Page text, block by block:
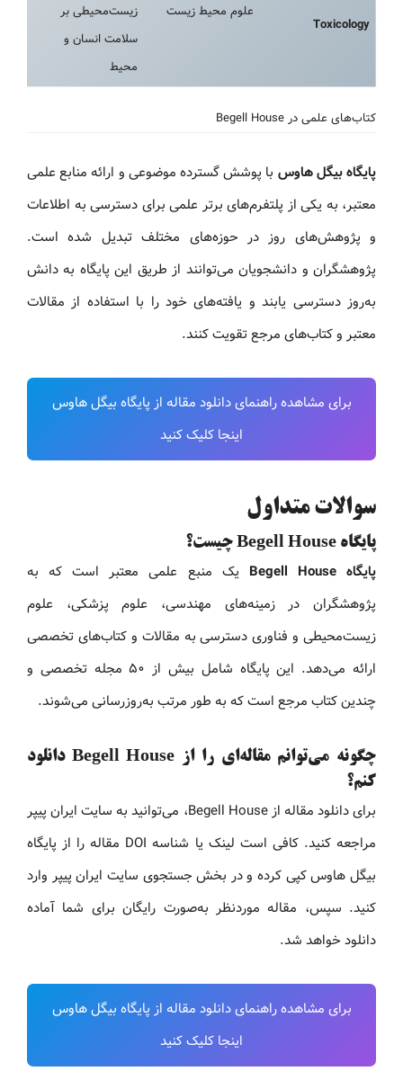
Toxicology
علوم محیط‌ زیست
زیست‌محیطی بر
سلامت انسان و
محیط
کتاب‌های علمی در Begell House
پایگاه بیگل هاوس با پوشش گسترده موضوعی و ارائه منابع علمی
معتبر، به یکی از پلتفرم‌های برتر علمی برای دسترسی به اطلاعات
و پژوهش‌های روز در حوزه‌های مختلف تبدیل شده است.
پژوهشگران و دانشجویان می‌توانند از طریق این پایگاه به دانش
به‌روز دسترسی یابند و یافته‌های خود را با استفاده از مقالات
معتبر و کتاب‌های مرجع تقویت کنند.
برای مشاهده راهنمای دانلود مقاله از پایگاه بیگل هاوس
اینجا کلیک کنید
سوالات متداول
پایگاه Begell House چیست؟
پایگاه Begell House
یک منبع علمی معتبر است که به
پژوهشگران در زمینه‌های مهندسی، علوم پزشکی، علوم
زیست‌محیطی و فناوری دسترسی به مقالات و کتاب‌های تخصصی
ارائه می‌دهد. این پایگاه شامل بیش از ۵۰ مجله تخصصی و
چندین کتاب مرجع است که به طور مرتب به‌روزرسانی می‌شوند.
چگونه می‌توانم مقاله‌ای را از Begell House دانلود
کنم؟
برای دانلود مقاله از Begell House، می‌توانید به سایت ایران پیپر
مراجعه کنید. کافی است لینک یا شناسه DOI مقاله را از پایگاه
بیگل هاوس کپی کرده و در بخش جستجوی سایت ایران پیپر وارد
کنید. سپس، مقاله موردنظر به‌صورت رایگان برای شما آماده
دانلود خواهد شد.
برای مشاهده راهنمای دانلود مقاله از پایگاه بیگل هاوس
اینجا کلیک کنید